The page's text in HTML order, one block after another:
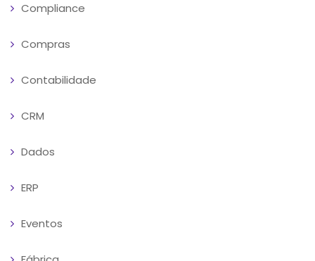
Compliance
Compras
Contabilidade
CRM
Dados
ERP
Eventos